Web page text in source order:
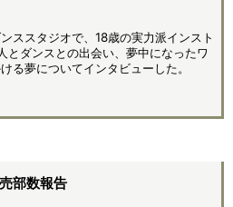
ススタジオで、18歳の実力派インスト
とダンスとの出会い、夢中になったワ
る夢についてインタビューした。
部数報告